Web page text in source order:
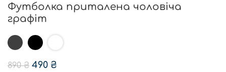
Футболка приталена чоловіча
графіт
890₴ 490 ₴